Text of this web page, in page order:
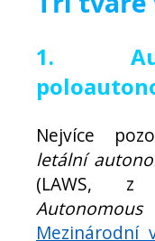
1.
Nejvíce
letální
(LAWS, z
Mezinárodní